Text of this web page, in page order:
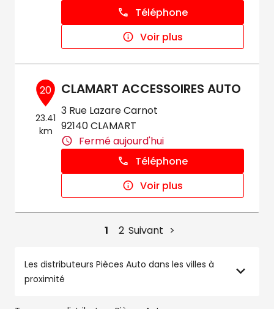
Téléphone
Voir plus
20
23.41
km
CLAMART ACCESSOIRES AUTO
3 Rue Lazare Carnot
92140 CLAMART
Fermé aujourd'hui
Téléphone
Voir plus
1 2 Suivant
Les distributeurs Pièces Auto dans les villes à
proximité